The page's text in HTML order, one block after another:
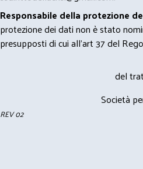
Responsabile della protezione
protezione dei dati non è stato
presupposti di cui all’art 37 del
del
Società
REV 02